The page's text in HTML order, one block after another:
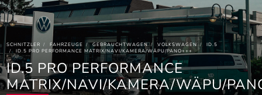
Über uns
Newsletter
EU Data Act
SCHNITZLER FAHRZEUGE GEBRAUCHTWAGEN VOLKSWAGEN
ID.5
ID.5 PRO PERFORMANCE MATRIX/NAVI/KAMERA/WÄPU/PANO+++
ID.5 PRO PERFORMANCE
MATRIX/NAVI/KAMERA/WÄPU/